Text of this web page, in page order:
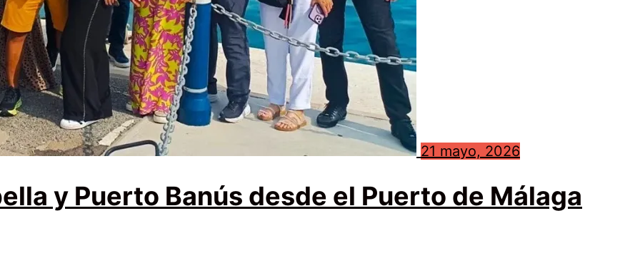
21 mayo, 2026
y Puerto Banús desde el Puerto de Málaga